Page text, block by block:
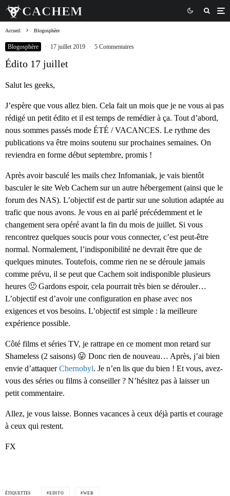
Accueil Blogosphère
Blogosphère · 17 juillet 2019 · 5 Commentaires
Édito 17 juillet
Salut les geeks,
J’espère que vous allez bien. Cela fait un mois que je ne vous ai pas
rédigé un petit édito et il est temps de remédier à ça. Tout d’abord,
nous sommes passés mode ÉTÉ / VACANCES. Le rythme des
publications va être moins soutenu sur prochaines semaines. On
reviendra en forme début septembre, promis !
Après avoir basculé les mails chez Infomaniak, je vais bientôt
basculer le site Web Cachem sur un autre hébergement (ainsi que le
forum des NAS). L’objectif est de partir sur une solution adaptée au
trafic que nous avons. Je vous en ai parlé précédemment et le
changement sera opéré avant la fin du mois de juillet. Si vous
rencontrez quelques soucis pour vous connecter, c’est peut-être
normal. Normalement, l’indisponibilité ne devrait être que de
quelques minutes. Toutefois, comme rien ne se déroule jamais
comme prévu, il se peut que Cachem soit indisponible plusieurs
heures 🙁 Gardons espoir, cela pourrait très bien se dérouler…
L’objectif est d’avoir une configuration en phase avec nos
exigences et vos besoins. L’objectif est simple : la meilleure
expérience possible.
Côté films et séries TV, je rattrape en ce moment mon retard sur
Shameless (2 saisons) 😛 Donc rien de nouveau… Après, j’ai bien
envie d’attaquerChernobyl. Je n’en lis que du bien ! Et vous, avez-
vous des séries ou films à conseiller ? N’hésitez pas à laisser un
petit commentaire.
Allez, je vous laisse. Bonnes vacances à ceux déjà partis et courage
à ceux qui restent.
FX
ÉTIQUETTES EDITO WEB